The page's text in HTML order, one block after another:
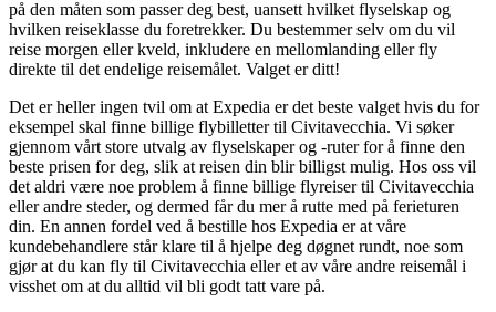
på den måten som passer deg best, uansett hvilket flyselskap og
hvilken reiseklasse du foretrekker. Du bestemmer selv om du vil
reise morgen eller kveld, inkludere en mellomlanding eller fly
direkte til det endelige reisemålet. Valget er ditt!
Det er heller ingen tvil om at Expedia er det beste valget hvis du for
eksempel skal finne billige flybilletter til Civitavecchia. Vi søker
gjennom vårt store utvalg av flyselskaper og -ruter for å finne den
beste prisen for deg, slik at reisen din blir billigst mulig. Hos oss vil
det aldri være noe problem å finne billige flyreiser til Civitavecchia
eller andre steder, og dermed får du mer å rutte med på ferieturen
din. En annen fordel ved å bestille hos Expedia er at våre
kundebehandlere står klare til å hjelpe deg døgnet rundt, noe som
gjør at du kan fly til Civitavecchia eller et av våre andre reisemål i
visshet om at du alltid vil bli godt tatt vare på.